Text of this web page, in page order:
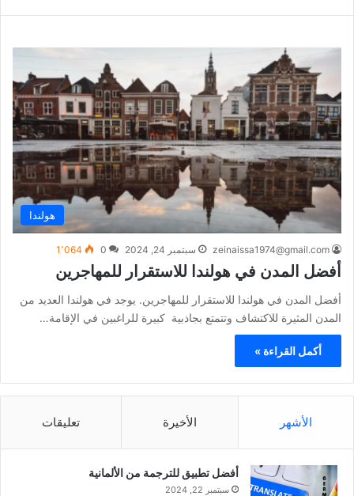
هولندا
zeinaissa1974@gmail.com سبتمبر 24, 2024 0 1٬064
أفضل المدن في هولندا للاستقرار للمهاجرين
أفضل المدن في هولندا للاستقرار للمهاجرين. يوجد في هولندا العديد من
المدن المثيرة للاكتشاف وتتمتع بجاذبية كبيرة للراغبين في الإقامة…
أكمل القراءة »
الأشهر الأخيرة تعليقات
أفضل تطبيق للترجمة من الألمانية
سبتمبر 22, 2024